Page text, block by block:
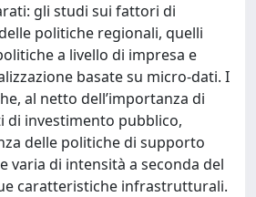
gli studi sui fattori di
politiche regionali, quelli
a livello di impresa e
basate su micro-dati. I
al netto dell’importanza di
di investimento pubblico,
delle politiche di supporto
varia di intensità a seconda del
caratteristiche infrastrutturali.